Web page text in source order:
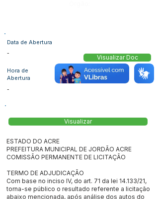
Data de Abertura
-
Visualizar Doc
Hora de
Abertura
-
Visualizar
ESTADO DO ACRE
PREFEITURA MUNICIPAL DE JORDÃO ACRE
COMISSÃO PERMANENTE DE LICITAÇÃO
TERMO DE ADJUDICAÇÃO
Com base no inciso IV, do art. 71 da lei 14.133/21,
torna-se público o resultado referente a licitação
abaixo mencionada, após análise dos autos do